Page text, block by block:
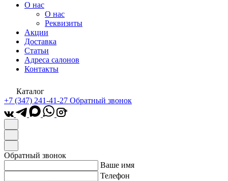
О нас
О нас
Реквизиты
Акции
Доставка
Статьи
Адреса салонов
Контакты
Каталог
+7 (347) 241-41-27 Обратный звонок
*
Обратный звонок
Ваше имя
Телефон